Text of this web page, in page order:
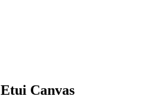
Etui Canvas